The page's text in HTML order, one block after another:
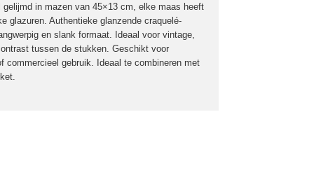
in mazen van 45×13 cm, elke maas heeft
glazuren. Authentieke glanzende craquelé-
en slank formaat. Ideaal voor vintage,
tussen de stukken. Geschikt voor
commercieel gebruik. Ideaal te combineren met